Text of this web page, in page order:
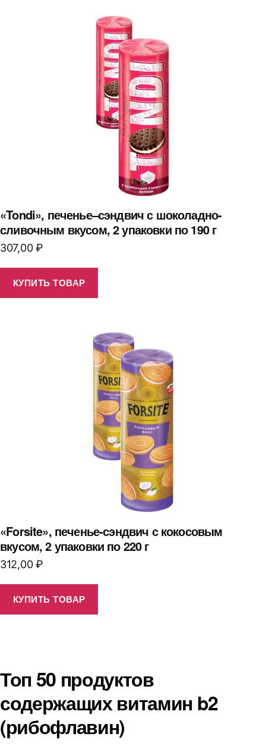
«Tondi», печенье–сэндвич с шоколадно-
сливочным вкусом, 2 упаковки по 190 г
307,00₽
КУПИТЬ ТОВАР
«Forsite», печенье-сэндвич с кокосовым
вкусом, 2 упаковки по 220 г
312,00₽
КУПИТЬ ТОВАР
Топ 50 продуктов
содержащих витамин b2
(рибофлавин)